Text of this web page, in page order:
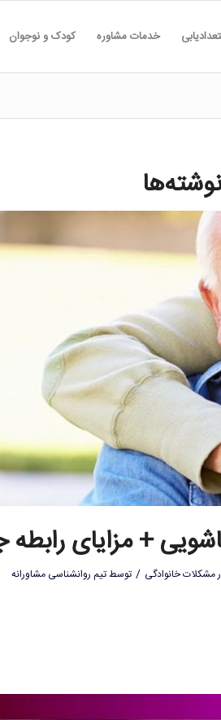
خدمات مشاوره کودک و نوجوان
نوشته‌ها
+ مزایای
مشکلات خانوادگی / توسطتیم روانشناسی مشاورانه